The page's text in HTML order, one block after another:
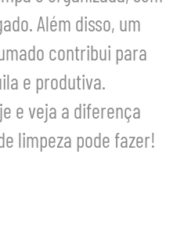
Além disso, um
contribui para
e produtiva.
e veja a diferença
limpeza pode fazer!